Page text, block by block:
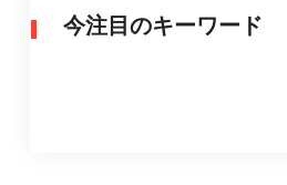
今注目のキーワード